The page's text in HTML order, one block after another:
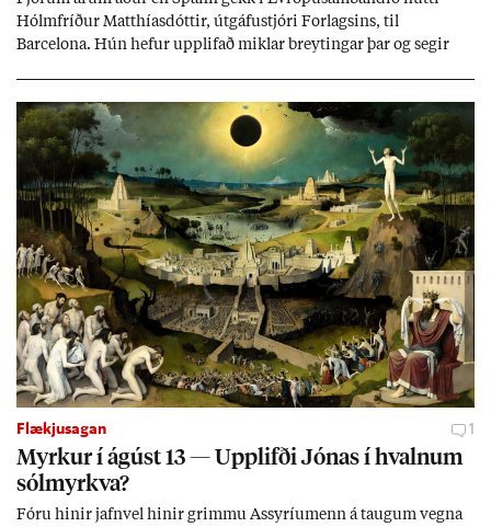
Hólm­fríð­ur Matth­ías­dótt­ir, út­gáfu­stjóri For­lags­ins, til
Barcelona. Hún hef­ur upp­lif­að mikl­ar breyt­ing­ar þar og seg­ir
jafnt sem styrkj­um til menn­ing­ar­mála. Þá hafi katalónsk­an hlot­
ið með­byr.
Flækjusagan 1
Myrk­ur í ág­úst 13 — Upp­lifði Jón­as í hvaln­um
sól­myrkva?
Fóru hinir jafn­vel hinir grimmu Ass­yríu­menn á taug­um vegna